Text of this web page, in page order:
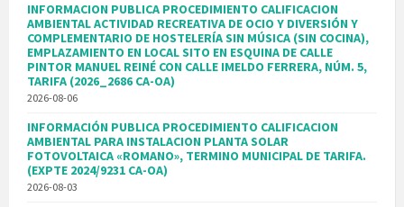
INFORMACION PUBLICA PROCEDIMIENTO CALIFICACION
AMBIENTAL ACTIVIDAD RECREATIVA DE OCIO Y DIVERSIÓN Y
COMPLEMENTARIO DE HOSTELERÍA SIN MÚSICA (SIN COCINA),
EMPLAZAMIENTO EN LOCAL SITO EN ESQUINA DE CALLE
PINTOR MANUEL REINÉ CON CALLE IMELDO FERRERA, NÚM. 5,
TARIFA (2026_2686 CA-OA)
2026-08-06
INFORMACIÓN PUBLICA PROCEDIMIENTO CALIFICACION
AMBIENTAL PARA INSTALACION PLANTA SOLAR
FOTOVOLTAICA «ROMANO», TERMINO MUNICIPAL DE TARIFA.
(EXPTE 2024/9231 CA-OA)
2026-08-03